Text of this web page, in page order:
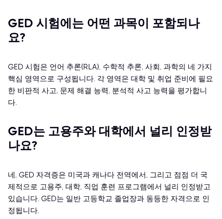
GED 시험에는 어떤 과목이 포함되나
요?
GED 시험은 언어 추론(RLA), 수학적 추론, 사회, 과학의 네 가지
핵심 영역으로 구성됩니다. 각 영역은 대학 및 취업 준비에 필요
한 비판적 사고, 문제 해결 능력, 분석적 사고 능력을 평가합니
다.
GED는 고용주와 대학에서 널리 인정받
나요?
네, GED 자격증은 미국과 캐나다 전역에서, 그리고 점점 더 국
제적으로 고용주, 대학, 직업 훈련 프로그램에서 널리 인정받고
있습니다. GED는 일반 고등학교 졸업장과 동등한 자격으로 인
정됩니다.